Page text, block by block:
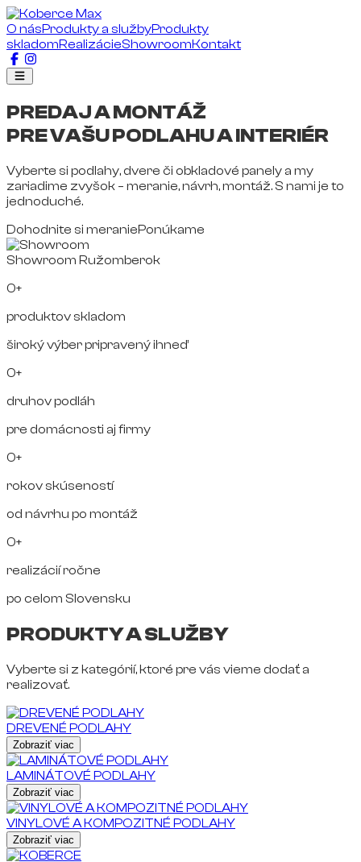
O násProdukty a službyProdukty
skladomRealizácieShowroomKontakt
PREDAJ A MONTÁŽ
PRE VAŠU PODLAHU A INTERIÉR
Vyberte si podlahy, dvere či obkladové panely a my
zariadime zvyšok – meranie, návrh, montáž. S nami je to
jednoduché.
Dohodnite si meraniePonúkame
Showroom Ružomberok
0+
produktov skladom
široký výber pripravený ihneď
0+
druhov podláh
pre domácnosti aj firmy
0+
rokov skúseností
od návrhu po montáž
0+
realizácií ročne
po celom Slovensku
PRODUKTY A SLUŽBY
Vyberte si z kategórií, ktoré pre vás vieme dodať a
realizovať.
DREVENÉ PODLAHY
Zobraziť viac
LAMINÁTOVÉ PODLAHY
Zobraziť viac
VINYLOVÉ A KOMPOZITNÉ PODLAHY
Zobraziť viac